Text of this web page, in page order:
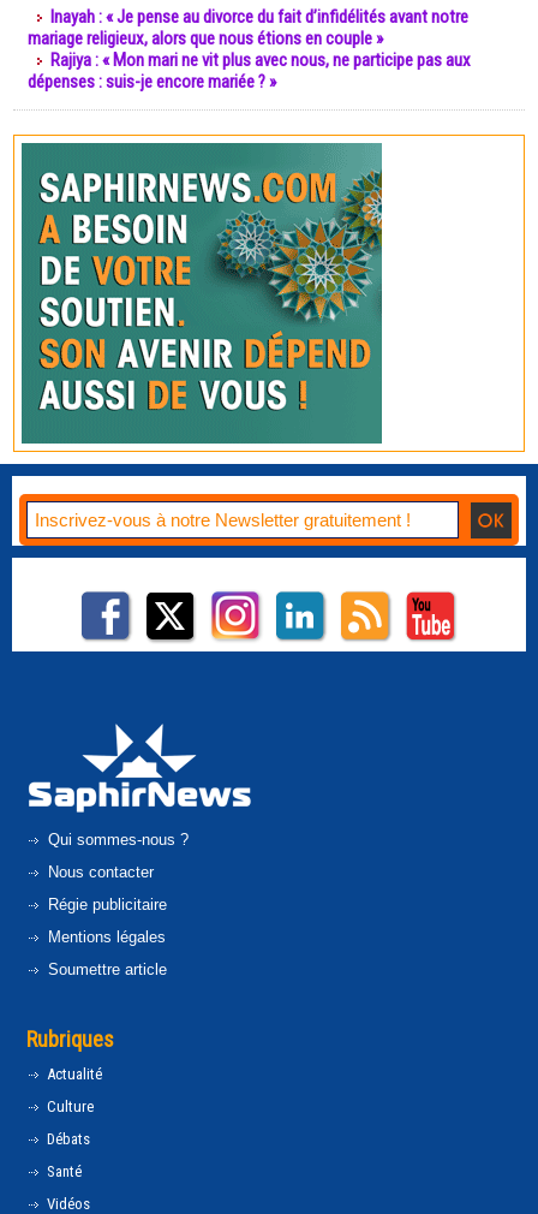
Inayah : « Je pense au divorce du fait d’infidélités avant notre
mariage religieux, alors que nous étions en couple »
Rajiya : « Mon mari ne vit plus avec nous, ne participe pas aux
dépenses : suis-je encore mariée ? »
Qui sommes-nous ?
Nous contacter
Régie publicitaire
Mentions légales
Soumettre article
Rubriques
Actualité
Culture
Débats
Santé
Vidéos